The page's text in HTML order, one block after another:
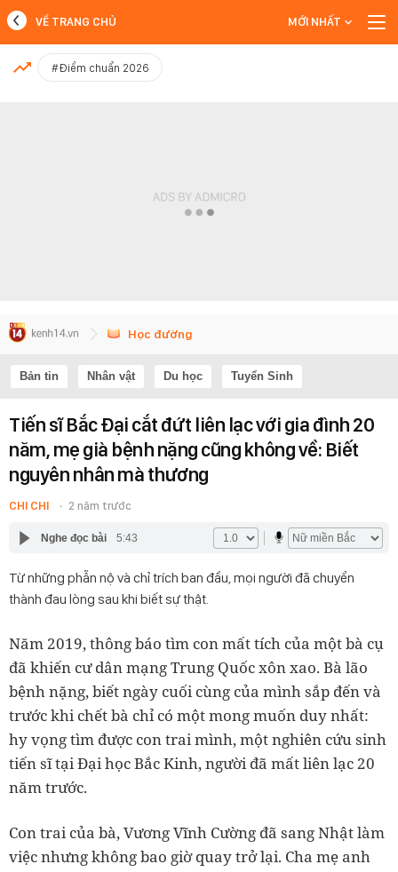
MỚI NHẤT
VỀ TRANG CHỦ MỚI NHẤT
#Điểm chuẩn 2026
Học đường
Bản tin Nhân vật Du học Tuyển Sinh
Tiến sĩ Bắc Đại cắt đứt liên lạc với gia đình 20
năm, mẹ già bệnh nặng cũng không về: Biết
nguyên nhân mà thương
CHI CHI 2 năm trước
Nghe đọc bài 5:43
Từ những phẫn nộ và chỉ trích ban đầu, mọi người đã chuyển
thành đau lòng sau khi biết sự thật.
Năm 2019, thông báo tìm con mất tích của một bà cụ
đã khiến cư dân mạng Trung Quốc xôn xao. Bà lão
bệnh nặng, biết ngày cuối cùng của mình sắp đến và
trước khi chết bà chỉ có một mong muốn duy nhất:
hy vọng tìm được con trai mình, một nghiên cứu sinh
tiến sĩ tại Đại học Bắc Kinh, người đã mất liên lạc 20
năm trước.
Con trai của bà, Vương Vĩnh Cường đã sang Nhật làm
việc nhưng không bao giờ quay trở lại. Cha mẹ anh